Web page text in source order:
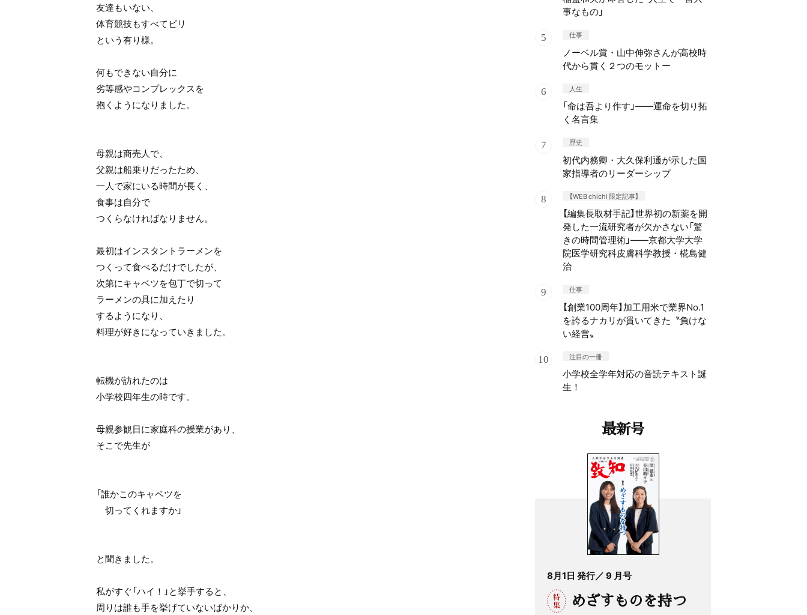
友達もいない、
体育競技もすべてビリ
という有り様。
何もできない自分に
劣等感やコンプレックスを
抱くようになりました。
母親は商売人で、
父親は船乗りだったため、
一人で家にいる時間が長く、
食事は自分で
つくらなければなりません。
最初はインスタントラーメンを
つくって食べるだけでしたが、
次第にキャベツを包丁で切って
ラーメンの具に加えたり
するようになり、
料理が好きになっていきました。
転機が訪れたのは
小学校四年生の時です。
母親参観日に家庭科の授業があり、
そこで先生が
「誰かこのキャベツを
切ってくれますか」
と聞きました。
私がすぐ「ハイ！」と挙手すると、
周りは誰も手を挙げていないばかりか、
事なもの」
仕事
ノーベル賞・山中伸弥さんが高校時
代から貫く２つのモットー
人生
「命は吾より作す」——運命を切り拓
く名言集
歴史
初代内務卿・大久保利通が示した国
家指導者のリーダーシップ
【WEB chichi 限定記事】
【編集長取材手記】世界初の新薬を開
発した一流研究者が欠かさない「驚
きの時間管理術」——京都大学大学
院医学研究科皮膚科学教授・椛島健
治
仕事
【創業100周年】加工用米で業界No.1
を誇るナカリが貫いてきた〝負けな
い経営〟
注目の一冊
小学校全学年対応の音読テキスト誕
生！
最新号
8月1日 発行／ 9 月号
めざすものを持つ